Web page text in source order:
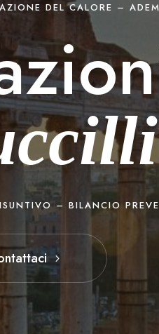
DEL CALORE –
– BILANCIO